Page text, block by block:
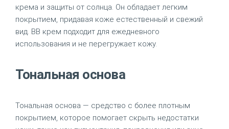
крема и защиты от солнца. Он обладает легким
покрытием, придавая коже естественный и свежий
вид. BB крем подходит для ежедневного
использования и не перегружает кожу.
Тональная основа
Тональная основа — средство с более плотным
покрытием, которое помогает скрыть недостатки